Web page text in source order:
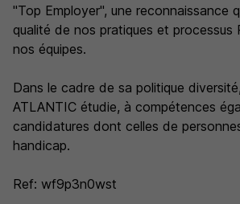
"Top Employer", une reconnaissance
qualité de nos pratiques et processus
nos équipes.
Dans le cadre de sa politique
ATLANTIC étudie, à compétences
candidatures dont celles de
handicap.
Ref: wf9p3n0wst